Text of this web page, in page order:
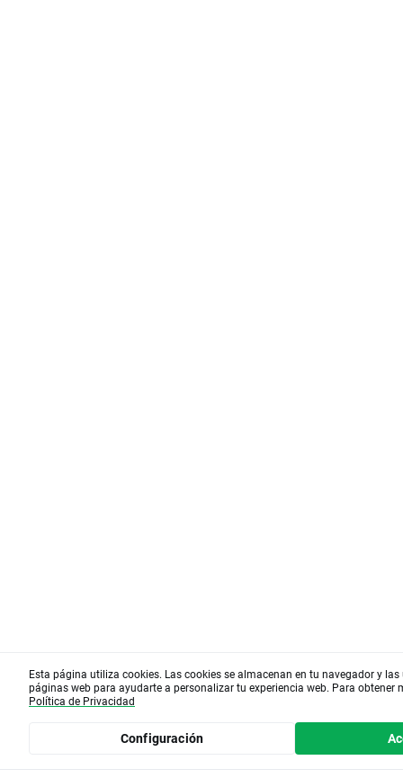
Esta página utiliza cookies. Las cookies se almacenan en tu navegador y
páginas web para ayudarte a personalizar tu experiencia web. Para obtener
Política de Privacidad
Configuración